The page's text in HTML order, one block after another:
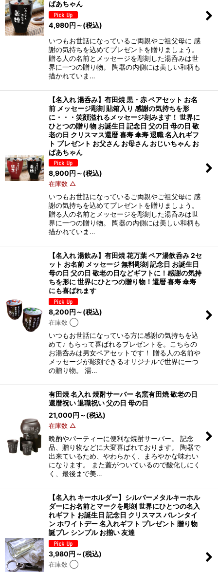
ばあちゃん
4,980円 ～(税込)
いつもお世話になっているご両親やご祖父母に 感
謝の気持ちを込めてプレゼントを贈りましょう。
贈る人の名前とメッセージを彫刻した湯呑みは世
界に一つの贈り物。 陶器の内側には美しい和柄も
描かれていま…
【名入れ 湯呑み】有田焼 黒・赤 ペアセット お名
前 メッセージ彫刻 貼箱入り 感謝の気持ちを形
に・・・笑顔溢れるメッセージ刻みます！ 世界に
ひとつの贈り物 お誕生日 記念日 父の日 母の日 敬
老の日 クリスマス還暦 喜寿 傘寿 退職 名入れギフ
ト プレゼント お父さん お母さん おじいちゃん お
ばあちゃん
8,900円 ～(税込)
在庫数 △
いつもお世話になっているご両親やご祖父母に 感
謝の気持ちを込めてプレゼントを贈りましょう。
贈る人の名前とメッセージを彫刻した湯呑みは世
界に一つの贈り物。 陶器の内側には美しい和柄も
描かれていま…
【名入れ 湯飲み】有田焼 花万葉 ペア湯飲呑み 2セ
ット お名前 メッセージ 無料彫刻 記念日 お誕生日
母の日 父の日 敬老の日などギフトに！感謝の気持
ちを形に 世界にひとつの贈り物！還暦 喜寿 傘寿
にも喜ばれます
8,200円 ～(税込)
在庫数 ◯
いつもお世話になっている方に感謝の気持ちを込
めて♪ もらって喜ばれるプレゼントを。こちらの
お湯呑みは男女ペアセットです！ 贈る人の名前や
メッセージが彫刻できるオリジナルで世界に一つ
の贈り物。 湯…
有田焼 名入れ 焼酎サーバー 名窯有田焼 敬老の日
還暦祝い 退職祝い 父の日 母の日
21,000円 ～(税込)
在庫数 △
晩酌やパーティーに便利な焼酎サーバー。 記念
品、贈り物などに大変喜ばれております。 陶器で
出来ているため、やわらかく、まろやかな味わい
になります。 また蓋がついているので酸化しにく
く、最後まで美…
【名入れ キーホルダー】シルバーメタルキーホル
ダーにお名前とマークを彫刻 世界にひとつの名入
れギフト お誕生日 記念日 クリスマス バレンタイ
ン ホワイトデー 名入れギフト プレゼント 贈り物
誕プレ シンプル お揃い 友達
3,980円 ～(税込)
在庫数 ◯